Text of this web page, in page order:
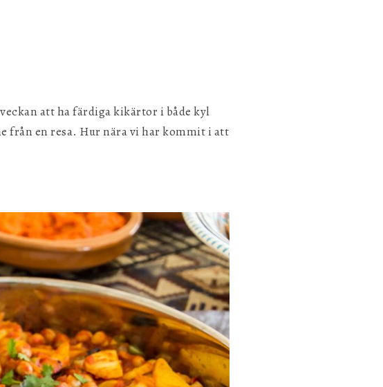
att ha färdiga kikärtor i både kyl
från en resa. Hur nära vi har kommit i att